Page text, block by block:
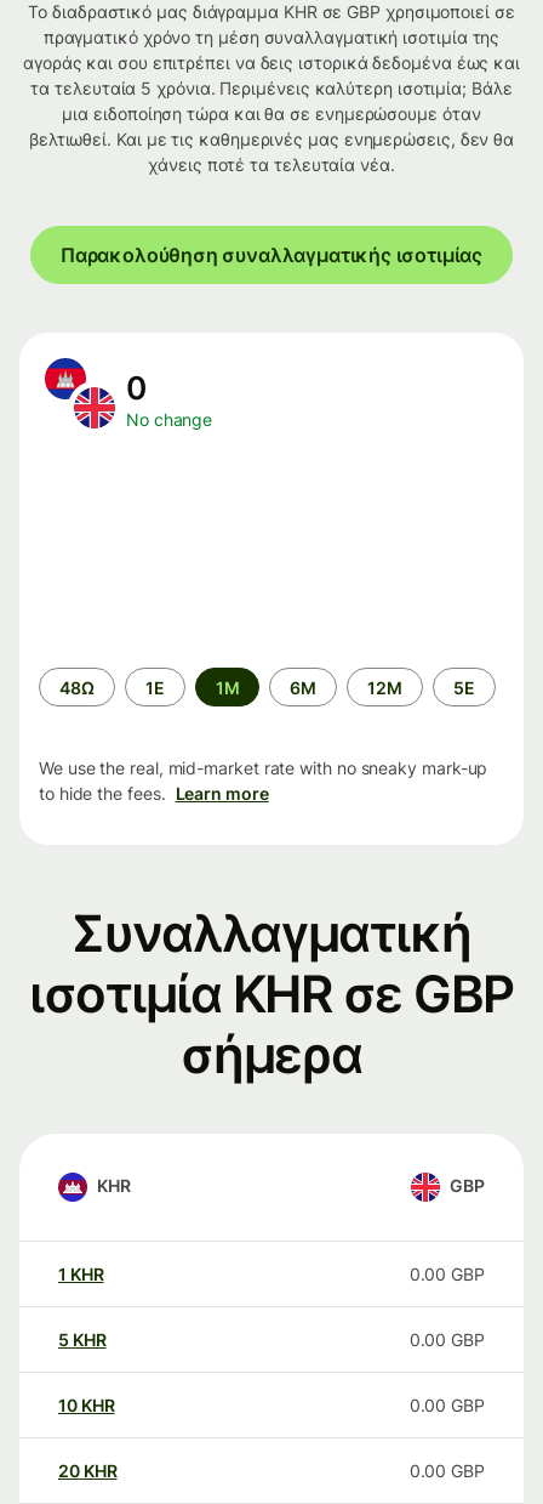
Το διαδραστικό μας διάγραμμα KHR σε GBP χρησιμοποιεί σε
πραγματικό χρόνο τη μέση συναλλαγματική ισοτιμία της
αγοράς και σου επιτρέπει να δεις ιστορικά δεδομένα έως και
τα τελευταία 5 χρόνια. Περιμένεις καλύτερη ισοτιμία; Βάλε
μια ειδοποίηση τώρα και θα σε ενημερώσουμε όταν
βελτιωθεί. Και με τις καθημερινές μας ενημερώσεις, δεν θα
χάνεις ποτέ τα τελευταία νέα.
Παρακολούθηση συναλλαγματικής ισοτιμίας
0
No change
Time
period
48Ω 1Ε 1M 6M 12M 5Ε
We use the real, mid-market rate with no sneaky mark-up
to hide the fees. Learn more
Συναλλαγματική
ισοτιμία KHR σε GBP
σήμερα
KHR GBP
1 KHR 0.00 GBP
5 KHR 0.00 GBP
10 KHR 0.00 GBP
20 KHR 0.00 GBP